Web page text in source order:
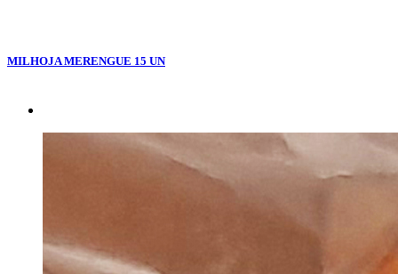
MILHOJA MERENGUE 15 UN